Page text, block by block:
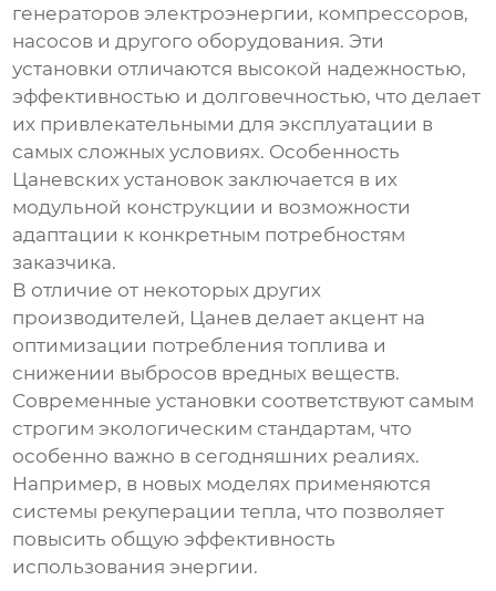
генераторов электроэнергии, компрессоров,
насосов и другого оборудования. Эти
установки отличаются высокой надежностью,
эффективностью и долговечностью, что делает
их привлекательными для эксплуатации в
самых сложных условиях. Особенность
Цаневских установок заключается в их
модульной конструкции и возможности
адаптации к конкретным потребностям
заказчика.
В отличие от некоторых других
производителей, Цанев делает акцент на
оптимизации потребления топлива и
снижении выбросов вредных веществ.
Современные установки соответствуют самым
строгим экологическим стандартам, что
особенно важно в сегодняшних реалиях.
Например, в новых моделях применяются
системы рекуперации тепла, что позволяет
повысить общую эффективность
использования энергии.